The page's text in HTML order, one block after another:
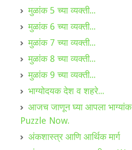
मुळांक 5 च्या व्यक्ती...
मुळांक 6 च्या व्यक्ती...
मुळांक 7 च्या व्यक्ती...
मुळांक 8 च्या व्यक्ती...
मुळांक 9 च्या व्यक्ती...
भाग्योदयक देश व शहरे...
आजच जाणून घ्या आपला
Puzzle Now.
अंकशास्त्र आणि आर्थिक मार्ग